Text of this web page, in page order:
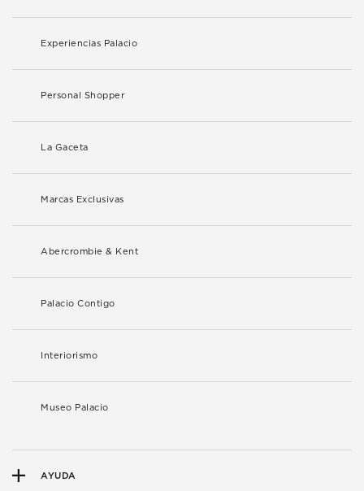
Experiencias Palacio
Personal Shopper
La Gaceta
Marcas Exclusivas
Abercrombie & Kent
Palacio Contigo
Interiorismo
Museo Palacio
AYUDA